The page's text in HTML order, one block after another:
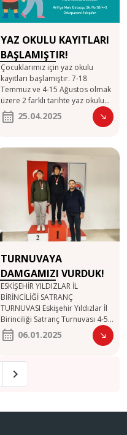
YAZ OKULU KAYITLARI
BAŞLAMIŞTIR!
Çocuklarımız için yaz okulu
kayıtları başlamıştır. 7-18
Temmuz ve 4-15 Ağustos olmak
üzere 2 farklı tarihte yaz okulu
eğitimlerimiz başlayacaktır. Her
bir yaz okulu 2 hafta sürecektir
toplamda 9 saatlik bir eğitim
olacaktır. Yazın çocuklarımızın
satrançtan uzaklaşmaması ve
gelişimlerine devam etmeleri
için sizleri bekliyoruz.
Kontenjanlarımız sınırlı
sayıdadır.
25.04.2025
TURNUVAYA
DAMGAMIZI VURDUK!
ESKİŞEHİR YILDIZLAR İL
BİRİNCİLİĞİ SATRANÇ
TURNUVASI Eskişehir Yıldızlar İl
Birinciliği Satranç Turnuvası 4-5
Ocak 2025 tarihlerinde Eskişehir
Atatürk Stadyumu Satranç
her kategoride dereceye giren
ilk üç sporcuya madalya verildi.
Kulübümüz sporcuları 5 ayrı
06.01.2025